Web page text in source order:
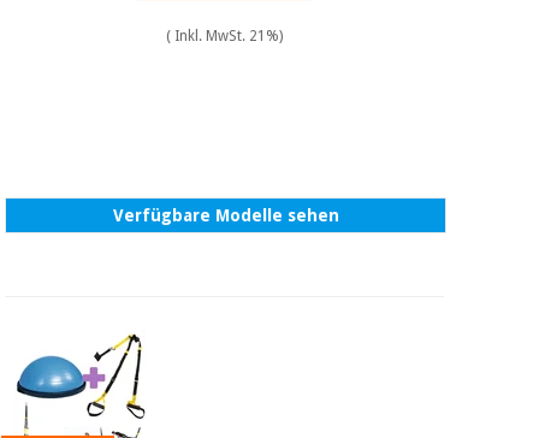
( Inkl. MwSt. 21%)
Verfügbare Modelle sehen